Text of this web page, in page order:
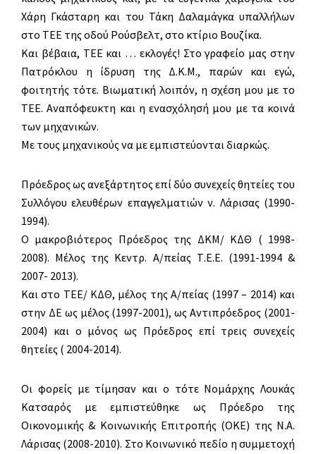
Χάρη Γκάσταρη και του Τάκη Δαλαμάγκα υπαλλήλων
στο ΤΕΕ της οδού Ρούσβελτ, στο κτίριο Βουζίκα.
Και βέβαια, ΤΕΕ και … εκλογές! Στο γραφείο μας στην
Πατρόκλου η ίδρυση της Δ.Κ.Μ., παρών και εγώ,
φοιτητής τότε. Βιωματική λοιπόν, η σχέση μου με το
ΤΕΕ. Αναπόφευκτη και η ενασχόλησή μου με τα κοινά
των μηχανικών.
Με τους μηχανικούς να με εμπιστεύονται διαρκώς.
Πρόεδρος ως ανεξάρτητος επί δύο συνεχείς θητείες του
Συλλόγου ελευθέρων επαγγελματιών ν. Λάρισας (1990-
1994).
Ο μακροβιότερος Πρόεδρος της ΔΚΜ/ ΚΔΘ ( 1998-
2008). Μέλος της Κεντρ. Α/πείας Τ.Ε.Ε. (1991-1994 &
2007- 2013).
Και στο ΤΕΕ/ ΚΔΘ, μέλος της Α/πείας (1997 – 2014) και
στην ΔΕ ως μέλος (1997-2001), ως Αντιπρόεδρος (2001-
2004) και ο μόνος ως Πρόεδρος επί τρεις συνεχείς
θητείες ( 2004-2014).
Οι φορείς με τίμησαν και ο τότε Νομάρχης Λουκάς
Κατσαρός με εμπιστεύθηκε ως Πρόεδρο της
Οικονομικής & Κοινωνικής Επιτροπής (ΟΚΕ) της Ν.Α.
Λάρισας (2008-2010). Στο Κοινωνικό πεδίο η συμμετοχή